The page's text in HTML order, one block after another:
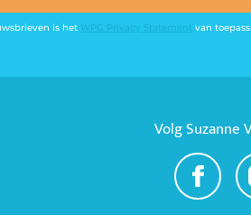
is het WPG Privacy Statement van
Volg Suzanne